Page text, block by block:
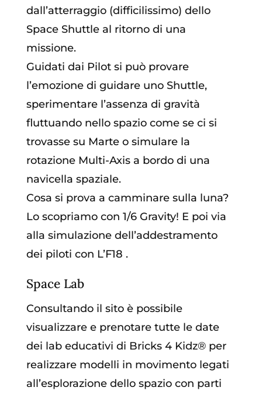
dall’atterraggio (difficilissimo) dello
Space Shuttle al ritorno di una
missione.
Guidati dai Pilot si può provare
l’emozione di guidare uno Shuttle,
sperimentare l’assenza di gravità
fluttuando nello spazio come se ci si
trovasse su Marte o simulare la
rotazione Multi-Axis a bordo di una
navicella spaziale.
Cosa si prova a camminare sulla luna?
Lo scopriamo con 1/6 Gravity! E poi via
alla simulazione dell’addestramento
dei piloti con L’F18 .
Space Lab
Consultando il sito è possibile
visualizzare e prenotare tutte le date
dei lab educativi di Bricks 4 Kidz® per
realizzare modelli in movimento legati
all’esplorazione dello spazio con parti